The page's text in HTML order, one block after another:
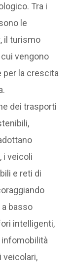
Tra i
le
il turismo
vengono
per la crescita
dei trasporti
i veicoli
e reti di
basso
intelligenti,
veicolari,